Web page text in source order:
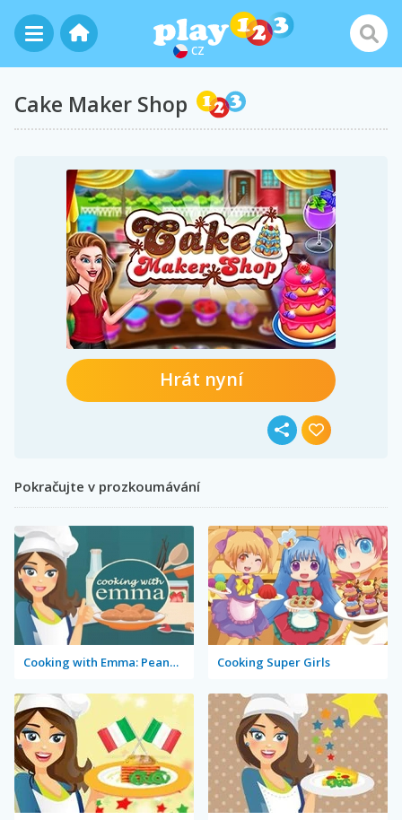
CZ
Cake Maker Shop
Hrát nyní
Pokračujte v prozkoumávání
Cooking with Emma: Peanut Butter Cookies Cooking Super Girls